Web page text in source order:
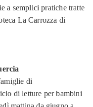
a semplici pratiche tratte
La Carrozza di
di
di letture per bambini